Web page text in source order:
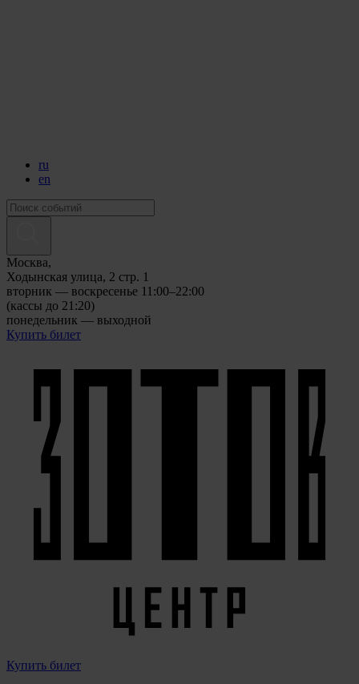
ru
en
Москва,
Ходынская улица, 2 стр. 1
вторник — воскресенье 11:00–22:00
(кассы до 21:20)
понедельник — выходной
Купить билет
Купить билет